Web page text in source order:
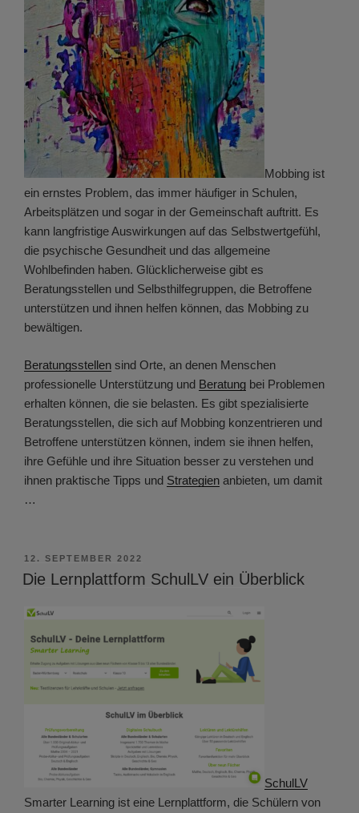
Mobbing ist
ein ernstes Problem, das immer häufiger in Schulen,
Arbeitsplätzen und sogar in der Gemeinschaft auftritt. Es
kann langfristige Auswirkungen auf das Selbstwertgefühl,
die psychische Gesundheit und das allgemeine
Wohlbefinden haben. Glücklicherweise gibt es
Beratungsstellen und Selbsthilfegruppen, die Betroffene
unterstützen und ihnen helfen können, das Mobbing zu
bewältigen.
Beratungsstellen sind Orte, an denen Menschen
professionelle Unterstützung und Beratung bei Problemen
erhalten können, die sie belasten. Es gibt spezialisierte
Beratungsstellen, die sich auf Mobbing konzentrieren und
Betroffene unterstützen können, indem sie ihnen helfen,
ihre Gefühle und ihre Situation besser zu verstehen und
ihnen praktische Tipps und Strategien anbieten, um damit
…
VERÖFFENTLICHT
AM
12. SEPTEMBER 2022
Die Lernplattform SchulLV ein Überblick
SchulLV
Smarter Learning ist eine Lernplattform, die Schülern von